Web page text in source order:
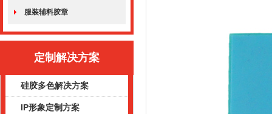
服装辅料胶章
定制解决方案
硅胶多色解决方案
IP形象定制方案